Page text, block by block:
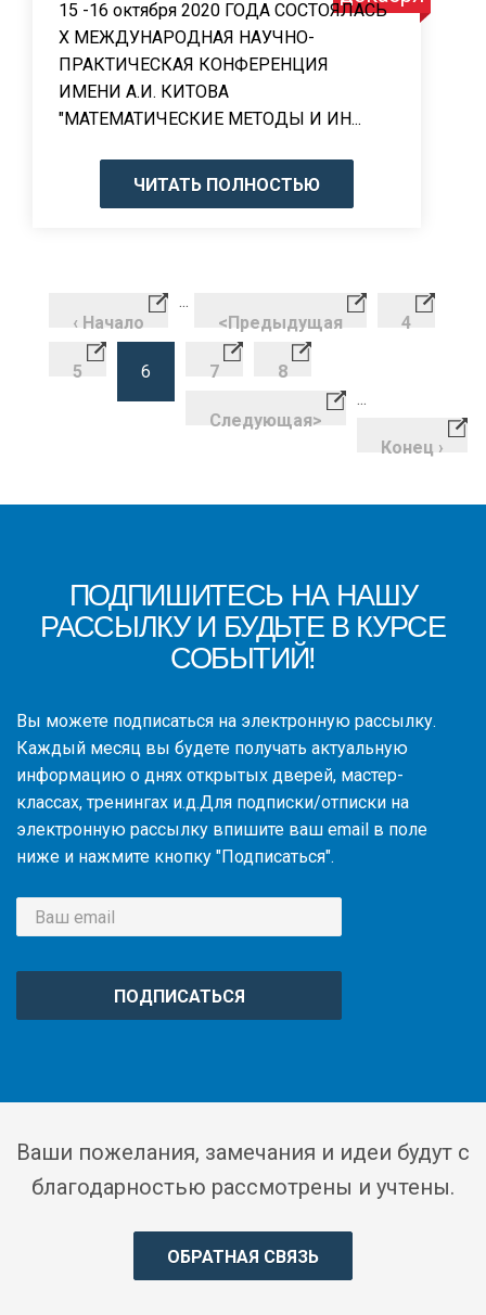
15 -16 октября 2020 ГОДА СОСТОЯЛАСЬ
Х МЕЖДУНАРОДНАЯ НАУЧНО-
ПРАКТИЧЕСКАЯ КОНФЕРЕНЦИЯ
ИМЕНИ А.И. КИТОВА
"МАТЕМАТИЧЕСКИЕ МЕТОДЫ И ИН...
ЧИТАТЬ ПОЛНОСТЬЮ
‹ Начало
...
<Предыдущая 4
5 6 7 8
Следующая>
...
Конец ›
ПОДПИШИТЕСЬ НА НАШУ
РАССЫЛКУ И БУДЬТЕ В КУРСЕ
СОБЫТИЙ!
Вы можете подписаться на электронную рассылку.
Каждый месяц вы будете получать актуальную
информацию о днях открытых дверей, мастер-
классах, тренингах и.д.Для подписки/отписки на
электронную рассылку впишите ваш email в поле
ниже и нажмите кнопку "Подписаться".
ПОДПИСАТЬСЯ
Ваши пожелания, замечания и идеи будут с
благодарностью рассмотрены и учтены.
ОБРАТНАЯ СВЯЗЬ